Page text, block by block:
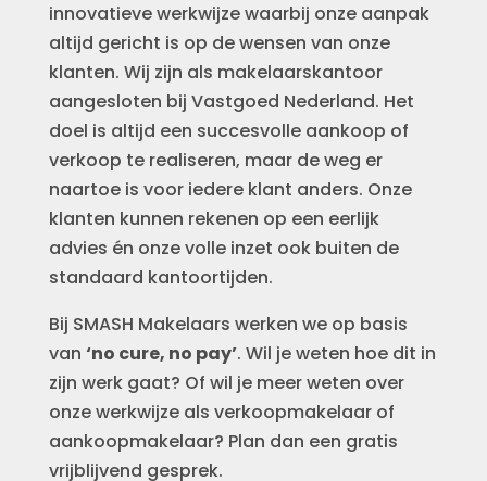
innovatieve werkwijze waarbij onze aanpak
altijd gericht is op de wensen van onze
klanten. Wij zijn als makelaarskantoor
aangesloten bij Vastgoed Nederland. Het
doel is altijd een succesvolle aankoop of
verkoop te realiseren, maar de weg er
naartoe is voor iedere klant anders. Onze
klanten kunnen rekenen op een eerlijk
advies én onze volle inzet ook buiten de
standaard kantoortijden.
Bij SMASH Makelaars werken we op basis
van ‘no cure, no pay’. Wil je weten hoe dit in
zijn werk gaat? Of wil je meer weten over
onze werkwijze als verkoopmakelaar of
aankoopmakelaar? Plan dan een gratis
vrijblijvend gesprek.